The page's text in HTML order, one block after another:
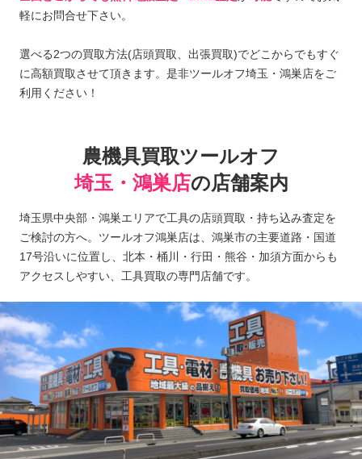
軽にお問合せ下さい。
選べる2つの買取方法(店頭買取、出張買取)でどこからでもすぐ
に高額買取させて頂きます。是非ツールオフ埼玉・鴻巣店をご
利用ください！
農機具買取ツールオフ
埼玉・鴻巣店の店舗案内
埼玉県中央部・鴻巣エリアで工具の店頭買取・持ち込み査定を
ご検討の方へ。ツールオフ鴻巣店は、鴻巣市の主要道路・国道
17号沿いに位置し、北本・桶川・行田・熊谷・加須方面からも
アクセスしやすい、工具買取の専門店舗です。